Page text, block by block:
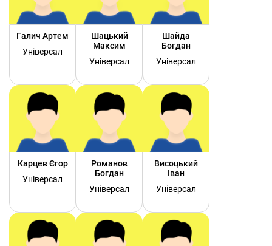
Галич Артем
Універсал
Шацький
Максим
Універсал
Шайда
Богдан
Універсал
Карцев Єгор
Універсал
Романов
Богдан
Універсал
Висоцький
Іван
Універсал